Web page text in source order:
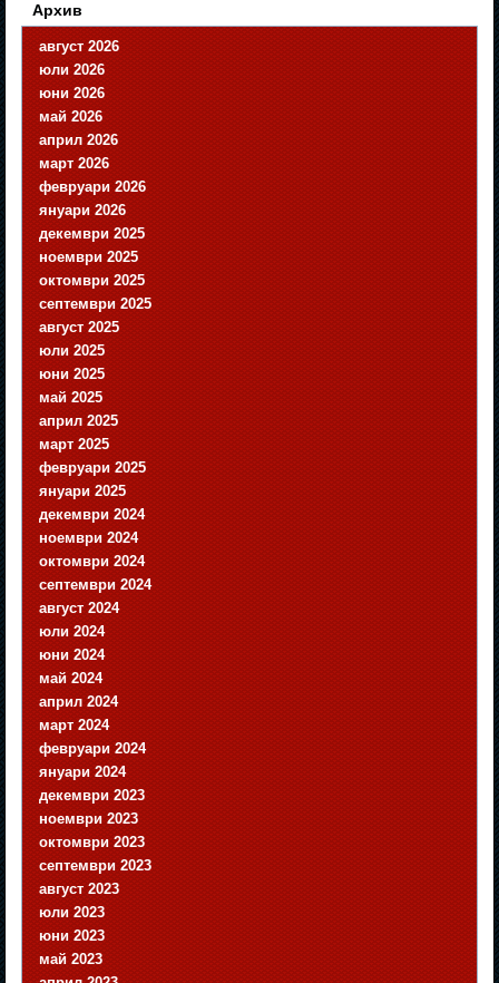
Архив
август 2026
юли 2026
юни 2026
май 2026
април 2026
март 2026
февруари 2026
януари 2026
декември 2025
ноември 2025
октомври 2025
септември 2025
август 2025
юли 2025
юни 2025
май 2025
април 2025
март 2025
февруари 2025
януари 2025
декември 2024
ноември 2024
октомври 2024
септември 2024
август 2024
юли 2024
юни 2024
май 2024
април 2024
март 2024
февруари 2024
януари 2024
декември 2023
ноември 2023
октомври 2023
септември 2023
август 2023
юли 2023
юни 2023
май 2023